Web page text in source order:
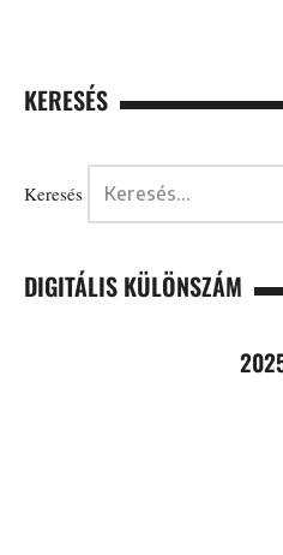
KERESÉS
Keresés
DIGITÁLIS KÜLÖNSZÁM